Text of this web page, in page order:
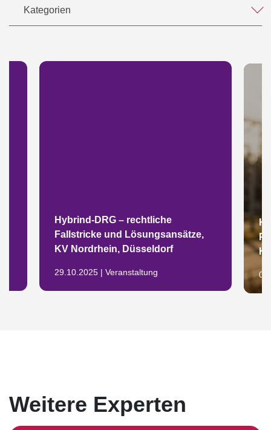
Kategorien
Hybrind-DRG – rechtliche
Fallstricke und Lösungsansätze,
KV Nordrhein, Düsseldorf
29.10.2025 | Veranstaltung
Weitere Experten